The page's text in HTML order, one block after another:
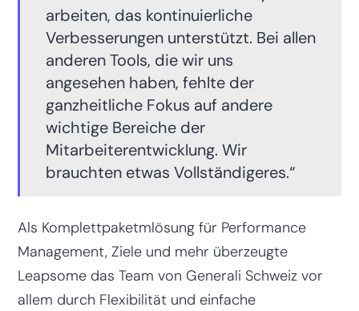
arbeiten, das kontinuierliche
Verbesserungen unterstützt. Bei allen
anderen Tools, die wir uns
angesehen haben, fehlte der
ganzheitliche Fokus auf andere
wichtige Bereiche der
Mitarbeiterentwicklung. Wir
brauchten etwas Vollständigeres.“
Als Komplettpaketmlösung für Performance
Management, Ziele und mehr überzeugte
Leapsome das Team von Generali Schweiz vor
allem durch Flexibilität und einfache